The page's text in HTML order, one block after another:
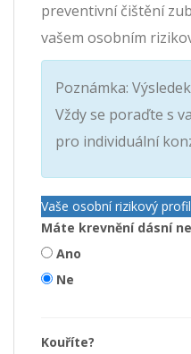
preventivní čištění
vašem osobním
Poznámka:
Vždy se poraďte s
pro individuální
Vaše osobní rizikový profil
Máte krevnění dásní
Ano
Ne
Kouříte?